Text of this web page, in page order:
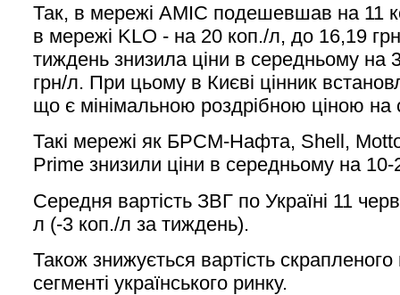
Так, в мережі AMIC подешевшав на 11
в мережі KLO - на 20 коп./л, до 16,19
тиждень знизила ціни в середньому на
грн/л. При цьому в Києві цінник
що є мінімальною роздрібною ціною на
Такі мережі як БРСМ-Нафта, Shell,
Prime знизили ціни в середньому на
Середня вартість ЗВГ по Україні 11
л (-3 коп./л за тиждень).
Також знижується вартість
сегменті українського ринку.